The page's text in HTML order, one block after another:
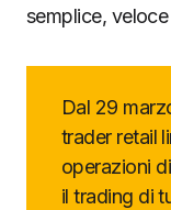
semplice,
Dal 29
trader retail
operazioni
il trading di